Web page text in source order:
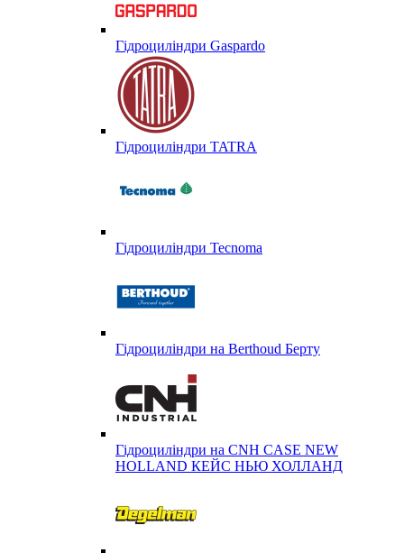
Гідроциліндри Gaspardo
Гідроциліндри TATRA
Гідроциліндри Tecnoma
Гідроциліндри на Berthoud Берту
Гідроциліндри на CNH CASE NEW
HOLLAND КЕЙС НЬЮ ХОЛЛАНД